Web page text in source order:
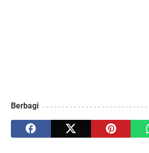
Berbagi